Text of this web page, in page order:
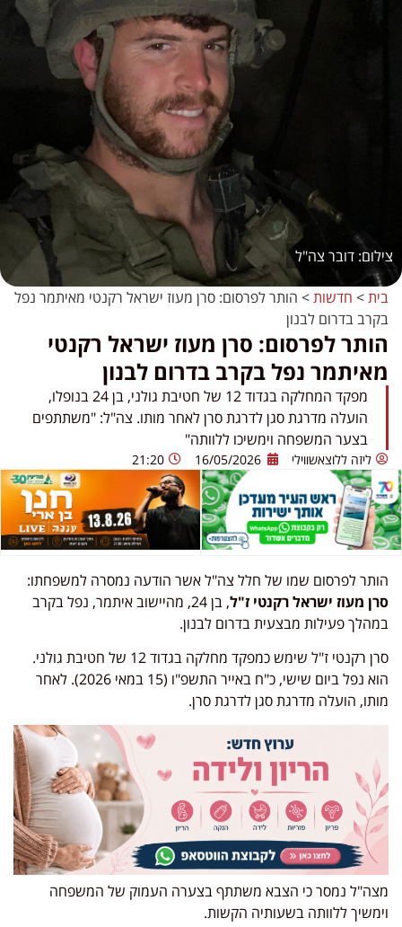
דובר צה"ל
בית> חדשות> הותר לפרסום: סרן מעוז ישראל רקנטי מאיתמר נפל
בקרב בדרום לבנון
הותר לפרסום: סרן מעוז ישראל רקנטי
מאיתמר נפל בקרב בדרום לבנון
מפקד המחלקה בגדוד 12 של חטיבת גולני, בן 24 בנופלו,
הועלה מדרגת סגן לדרגת סרן לאחר מותו. צה"ל: "משתתפים
בצער המשפחה וימשיכו ללוותה"
ליזה ללוצאשווילי 16/05/2026
21:20
הותר לפרסום שמו של חלל צה"ל אשר הודעה נמסרה למשפחתו:
סרן מעוז ישראל רקנטי ז"ל
, בן 24, מהיישוב איתמר, נפל בקרב
במהלך פעילות מבצעית בדרום לבנון.
סרן רקנטי ז"ל שימש כמפקד מחלקה בגדוד 12 של חטיבת גולני.
הוא נפל ביום שישי, כ"ח באייר התשפ"ו (15 במאי 2026). לאחר
מותו, הועלה מדרגת סגן לדרגת סרן.
מצה"ל נמסר כי הצבא משתתף בצערה העמוק של המשפחה
וימשיך ללוותה בשעותיה הקשות.